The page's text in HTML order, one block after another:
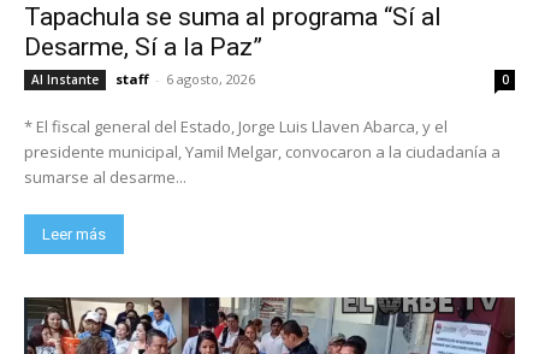
Tapachula se suma al programa “Sí al
Desarme, Sí a la Paz”
Al Instante staff - 6 agosto, 2026 0
* El fiscal general del Estado, Jorge Luis Llaven Abarca, y el
presidente municipal, Yamil Melgar, convocaron a la ciudadanía a
sumarse al desarme...
Leer más